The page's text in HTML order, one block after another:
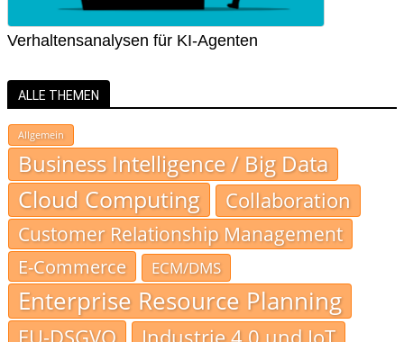
Verhaltensanalysen für KI-Agenten
ALLE THEMEN
Allgemein
Business Intelligence / Big Data
Cloud Computing Collaboration
Customer Relationship Management
E-Commerce
ECM/DMS
Enterprise Resource Planning